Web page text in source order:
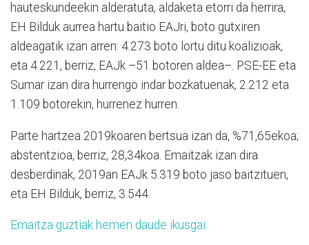
hauteskundeekin alderatuta, aldaketa etorri da herrira,
EH Bilduk aurrea hartu baitio EAJri, boto gutxiren
aldeagatik izan arren: 4.273 boto lortu ditu koalizioak,
eta 4.221, berriz, EAJk –51 botoren aldea–. PSE-EE eta
Sumar izan dira hurrengo indar bozkatuenak, 2.212 eta
1.109 botorekin, hurrenez hurren.
Parte hartzea 2019koaren bertsua izan da, %71,65ekoa;
abstentzioa, berriz, 28,34koa. Emaitzak izan dira
desberdinak, 2019an EAJk 5.319 boto jaso baitzituen,
eta EH Bilduk, berriz, 3.544.
Emaitza guztiak hemen daude ikusgai.